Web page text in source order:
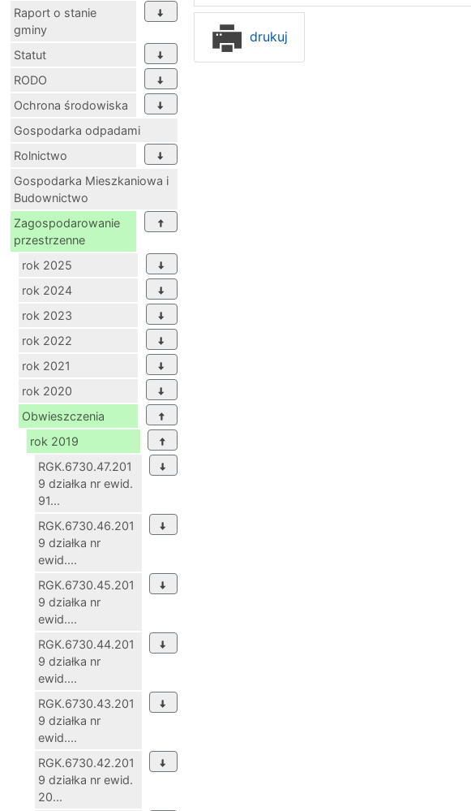
Raport o stanie
gminy
Statut
RODO
Ochrona środowiska
Gospodarka odpadami
Rolnictwo
Gospodarka Mieszkaniowa i
Budownictwo
Zagospodarowanie
przestrzenne
rok 2025
rok 2024
rok 2023
rok 2022
rok 2021
rok 2020
Obwieszczenia
rok 2019
RGK.6730.47.201
9 działka nr ewid.
91...
RGK.6730.46.201
9 działka nr
ewid....
RGK.6730.45.201
9 działka nr
ewid....
RGK.6730.44.201
9 działka nr
ewid....
RGK.6730.43.201
9 działka nr
ewid....
RGK.6730.42.201
9 działka nr ewid.
20...
drukuj